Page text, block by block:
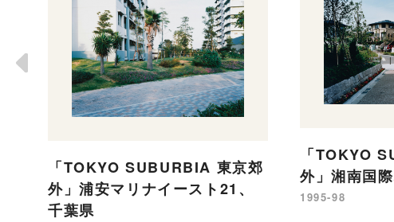
「TOKYO SUBURBIA 東京郊
外」浦安マリナイースト21、
千葉県
「TOKYO
外」湘南国
1995-98